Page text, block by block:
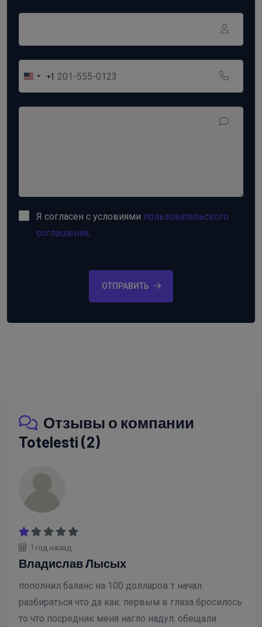
United
States
+1
Я согласен с условиями пользовательского
соглашения
ОТПРАВИТЬ
Отзывы о компании
Totelesti (2)
1 год назад
Владислав Лысых
пополнил баланс на 100 долларов т начал
разбираться что да как. первым в глаза бросилось
то что посредник меня нагло надул. обещали